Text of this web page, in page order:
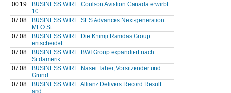
00:19
BUSINESS WIRE: Coulson Aviation Canada erwirbt
10
07.08.
BUSINESS WIRE: SES Advances Next-generation
MEO St
07.08.
BUSINESS WIRE: Die Khimji Ramdas Group
entscheidet
07.08.
BUSINESS WIRE: BWI Group expandiert nach
Südamerik
07.08.
BUSINESS WIRE: Naser Taher, Vorsitzender und
Gründ
07.08.
BUSINESS WIRE: Allianz Delivers Record Result
and